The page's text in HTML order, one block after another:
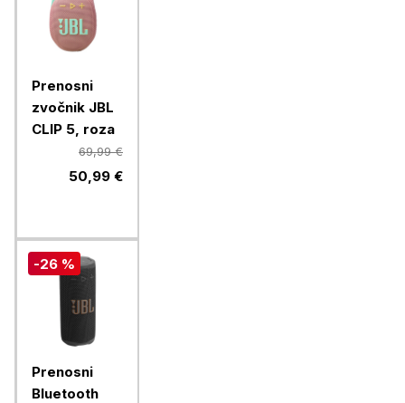
Prenosni
zvočnik JBL
CLIP 5, roza
69,99 €
50,99 €
-26 %
Prenosni
Bluetooth